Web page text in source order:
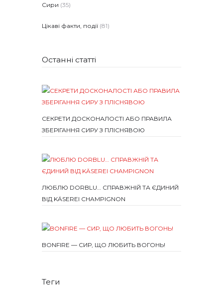
Сири (35)
Цікаві факти, події (81)
Останні статті
СЕКРЕТИ ДОСКОНАЛОСТІ АБО ПРАВИЛА
ЗБЕРІГАННЯ СИРУ З ПЛІСНЯВОЮ
ЛЮБЛЮ DORBLU… СПРАВЖНІЙ ТА ЄДИНИЙ
ВІД KÄSEREI CHAMPIGNON
BONFIRE — СИР, ЩО ЛЮБИТЬ ВОГОНЬ!
Теги